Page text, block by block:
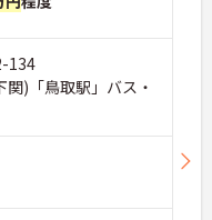
、ケアマ
ント職への
が整備さ
厚くサポ
別報酬」
134
関)「鳥取駅」バス・